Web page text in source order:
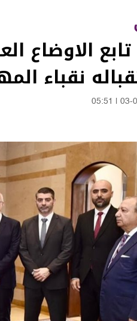
الاوضاع
نقباء
03-
05:51